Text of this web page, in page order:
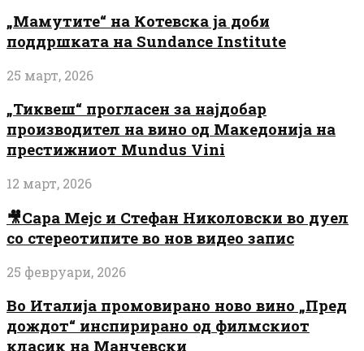
„Мамутите“ на Котевска ја доби
поддршката на Sundance Institute
25 март, 2026
„Тиквеш“ прогласен за најдобар
производител на вино од Македонија на
престижниот Mundus Vini
12 март, 2026
🎥Сара Мејс и Стефан Николовски во дуел
со стереотипите во нов видео запис
25 февруари, 2026
Во Италија промовирано ново вино „Пред
дождот“ инспирирано од филмскиот
класик на Манчевски